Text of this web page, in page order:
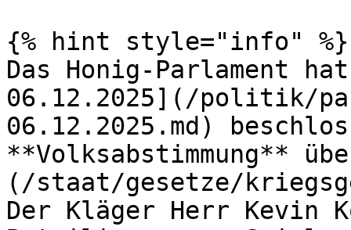
{% hint style="info" %}
Das Honig-Parlament
06.12.2025](/politik/
06.12.2025.md)
**Volksabstimmung**
(/staat/gesetze/
Der Kläger Herr Kevin